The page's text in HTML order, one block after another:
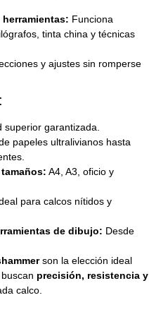
Funciona
tinta china y técnicas
y ajustes sin romperse
superior garantizada.
papeles ultralivianos hasta
A4, A3, oficio y
para calcos nítidos y
de dibujo: Desde
son la elección ideal
precisión, resistencia y
calco.